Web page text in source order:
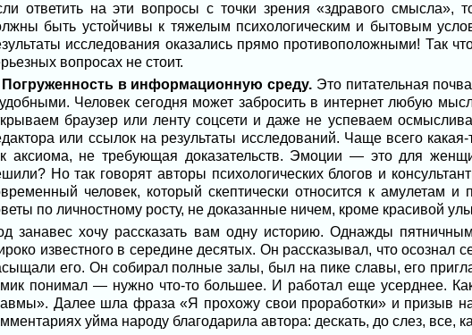
ответить на эти вопросы с точки зрения «здравого смысла»,
быть устойчивы к тяжелым психологическим и бытовым
исследования оказались прямо противоположными! Так
вопросах не стоит.
Погруженность в информационную среду. Это питательная
Человек сегодня может забросить в интернет любую
браузер или ленту соцсети и даже не успеваем
или ссылок на результаты исследований. Чаще всего
аксиома, не требующая доказательств. Эмоции — это для
Но так говорят авторы психологических блогов и
человек, который скептически относится к амулетам
по личностному росту, не доказанные ничем, кроме красивой
занавес хочу рассказать вам одну историю. Однажды
известного в середине десятых. Он рассказывал, что осознал
его. Он собирал полные залы, был на пике славы, его
понимал — нужно что-то большее. И работал еще усерднее.
Далее шла фраза «Я прохожу свои проработки» и призыв
уйма народу благодарила автора: дескать, до слез, все,